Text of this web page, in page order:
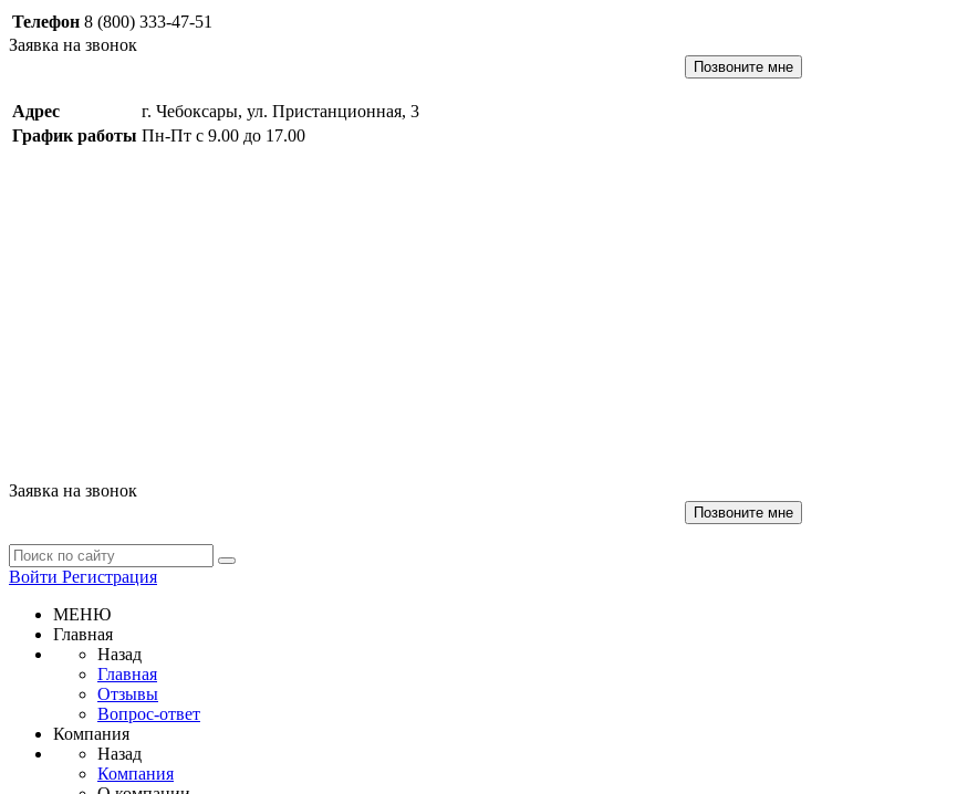
Телефон 8 (800) 333-47-51
Заявка на звонок
Позвоните мне
Адрес
г. Чебоксары, ул. Пристанционная, 3
График работы Пн-Пт с 9.00 до 17.00
Заявка на звонок
Позвоните мне
Войти Регистрация
МЕНЮ
Главная
Назад
Главная
Отзывы
Вопрос-ответ
Компания
Назад
Компания